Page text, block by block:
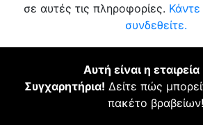
σε αυτές τις πληροφορίες.
συνδεθείτε.
Αυτή είναι η
Συγχαρητήρια! Δείτε πώς
πακέτο βραβείων!